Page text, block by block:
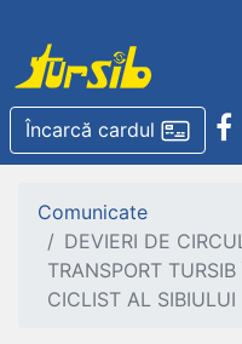
Încarcă cardul
Comunicate
DEVIERI DE
TRANSPORT
CICLIST AL SIBIULUI